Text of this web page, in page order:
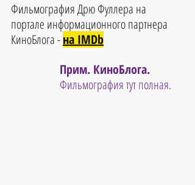
Фильмография Дрю Фуллера на
портале информационного партнера
КиноБлога - на IMDb
Прим. КиноБлога.
Фильмография тут полная.